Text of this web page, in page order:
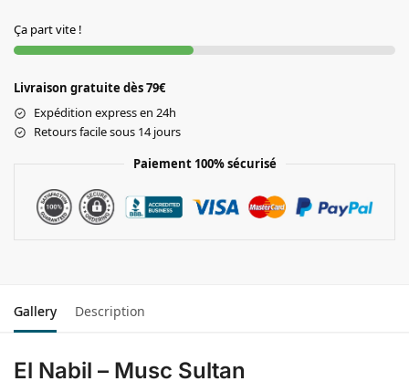
Ça part vite !
Livraison gratuite dès 79€
Expédition express en 24h
Retours facile sous 14 jours
Paiement 100% sécurisé
Gallery Description
El Nabil – Musc Sultan